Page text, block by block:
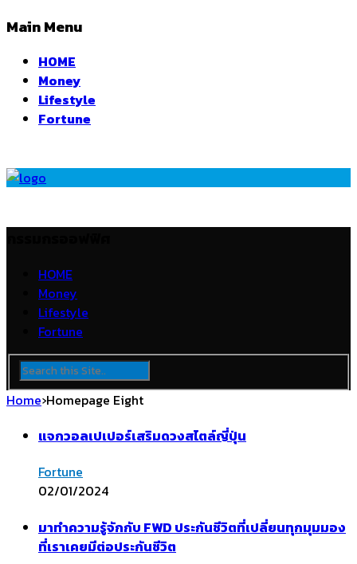
Main Menu
HOME
Money
Lifestyle
Fortune
HOME
Money
Lifestyle
Fortune
Home›Homepage Eight
แจกวอลเปเปอร์เสริมดวงสไตล์ญี่ปุ่น
Fortune
02/01/2024
มาทำความรู้จักกับ FWD ประกันชีวิตที่เปลี่ยนทุกมุมมอง
ที่เราเคยมีต่อประกันชีวิต